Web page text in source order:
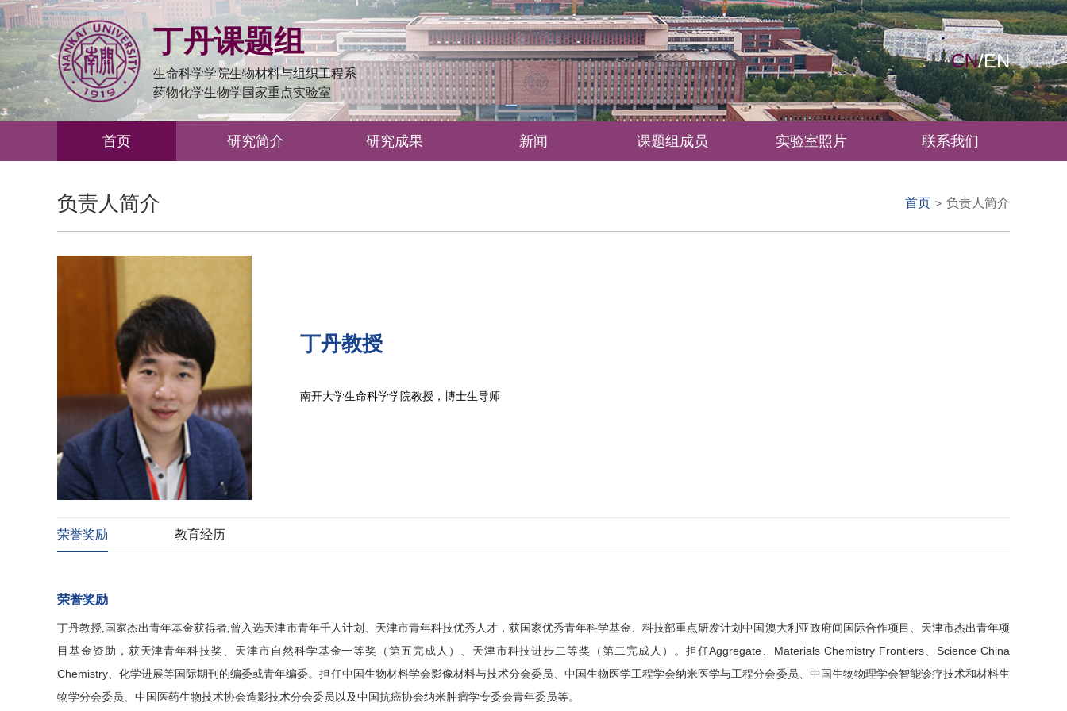
丁丹课题组
生命科学学院生物材料与组织工程系
药物化学生物学国家重点实验室
CN/EN
首页 研究简介 研究成果 新闻 课题组成员 实验室照片 联系我们
负责人简介 首页 > 负责人简介
丁丹教授
南开大学生命科学学院教授，博士生导师
荣誉奖励 教育经历
荣誉奖励
丁丹教授, 国家杰出青年基金获得者,曾入选天津市青年千人计划、天津市青年科技优秀人才，获国家优秀青年科学基金、科技部重点研发计划中国澳大利亚政府间国际合作项目、天津市杰出青年项
目基金资助，获天津青年科技奖、天津市自然科学基金一等奖（第五完成人）、天津市科技进步二等奖（第二完成人）。担任Aggregate、 Materials Chemistry Frontiers、Science China
Chemistry、化学进展等国际期刊的编委或青年编委。担任中国生物材料学会影像材料与技术分会委员、中国生物医学工程学会纳米医学与工程分会委员、中国生物物理学会智能诊疗技术和材料生
物学分会委员、中国医药生物技术协会造影技术分会委员以及中国抗癌协会纳米肿瘤学专委会青年委员等。